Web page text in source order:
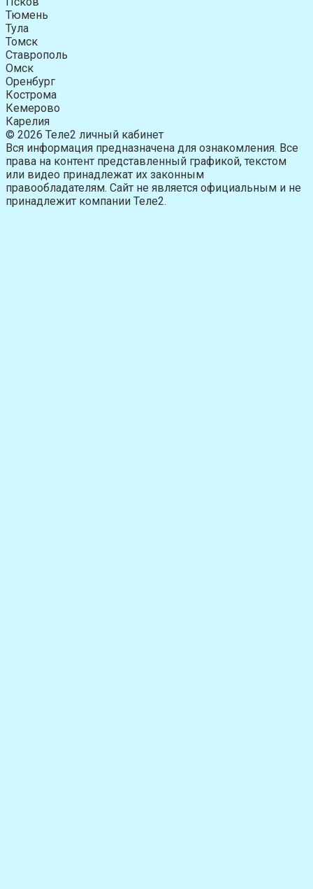
Тюмень
Тула
Томск
Ставрополь
Омск
Оренбург
Кострома
Кемерово
Карелия
© 2026 Теле2 личный кабинет
Вся информация предназначена для ознакомления. Все
права на контент представленный графикой, текстом
или видео принадлежат их законным
правообладателям. Сайт не является официальным и не
принадлежит компании Теле2.